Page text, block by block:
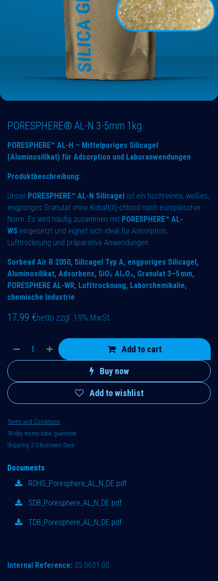
PORESPHERE® AL-N 3-5mm 1kg
PORESPHERE™ AL-H – Mittelporiges Silicagel
(Aluminosilikat) für Adsorption und Laboranwendungen
Produktbeschreibung:
Unser PORESPHERE™ AL-N Silicagel ist ein hochreines, weißes,
engporiges Granulat ohne Kobalt(II)-chlorid nach europäischer
Norm. Es wird häufig zusammen mit PORESPHERE™ AL-
WS eingesetzt und eignet sich ideal für Adsorption,
Lufttrocknung und präparative Anwendungen.
Sorbead Air R 2050, Silicagel Typ A, engporiges Silicagel,
Aluminosilikat, Adsorbens, SiO₂ Al₂O₃, Granulat 3–5 mm,
PORESPHERE AL-WR, Lufttrocknung, Laborchemikalie,
chemische Industrie
17.99 €netto zzgl. 19% MwSt.
Add to cart
Buy now
Add to wishlist
Terms and Conditions
30-day money-back guarantee
Shipping: 2-3 Business Days
Documents
ROHS_Poresphere_AL_N_DE.pdf
SDB_Poresphere_AL_N_DE.pdf
TDB_Poresphere_AL_N_DE.pdf
Internal Reference: 35.0631.00